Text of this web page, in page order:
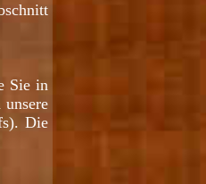
Sie in
Die